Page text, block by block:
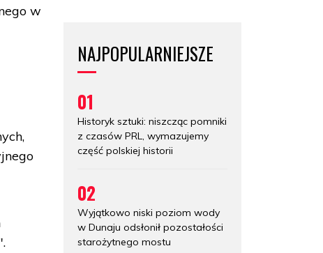
w
NAJPOPULARNIEJSZE
01
Historyk sztuki: niszcząc pomniki
z czasów PRL, wymazujemy
część polskiej historii
02
Wyjątkowo niski poziom wody
w Dunaju odsłonił pozostałości
starożytnego mostu